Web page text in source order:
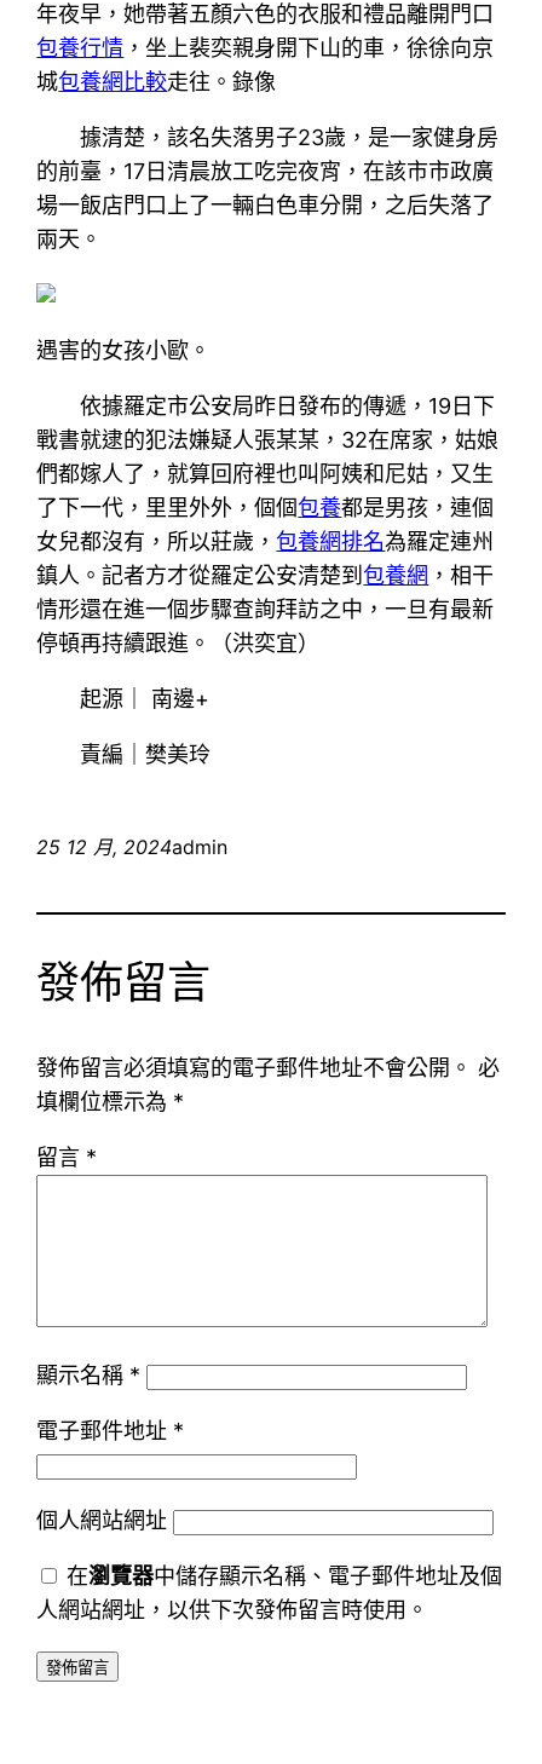
年夜早，她帶著五顏六色的衣服和禮品離開門口
包養行情 ，坐上裴奕親身開下山的車，徐徐向京
城包養網比較走往。錄像
據清楚，該名失落男子23歲，是一家健身房
的前臺，17日清晨放工吃完夜宵，在該市市政廣
場一飯店門口上了一輛白色車分開，之后失落了
兩天。
遇害的女孩小歐。
依據羅定市公安局昨日發布的傳遞，19日下
戰書就逮的犯法嫌疑人張某某，32在席家，姑娘
們都嫁人了，就算回府裡也叫阿姨和尼姑，又生
了下一代，里里外外，個個包養都是男孩，連個
女兒都沒有，所以莊歲，包養網排名為羅定連州
鎮人。記者方才從羅定公安清楚到包養網 ，相干
情形還在進一個步驟查詢拜訪之中，一旦有最新
停頓再持續跟進。（洪奕宜）
起源｜ 南邊+
責編｜樊美玲
25 12 月, 2024admin
發佈留言
發佈留言必須填寫的電子郵件地址不會公開。 必
填欄位標示為 *
留言 *
顯示名稱 *
電子郵件地址 *
個人網站網址
在瀏覽器中儲存顯示名稱、電子郵件地址及個
人網站網址，以供下次發佈留言時使用。